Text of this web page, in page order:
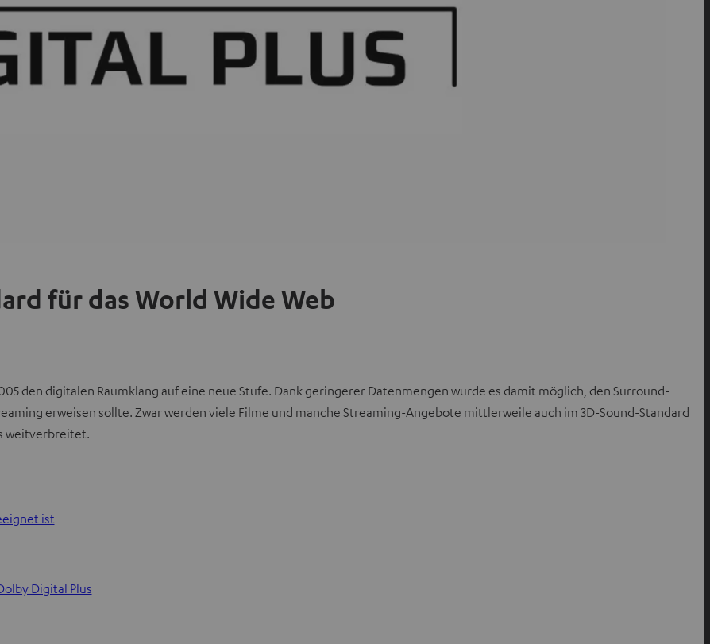
für das World Wide Web
den digitalen Raumklang auf eine neue Stufe. Dank geringerer Datenmengen wurde es damit möglich, den Surround-
erweisen sollte. Zwar werden viele Filme und manche Streaming-Angebote mittlerweile auch im 3D-Sound-Standard
weitverbreitet.
ist
Digital Plus